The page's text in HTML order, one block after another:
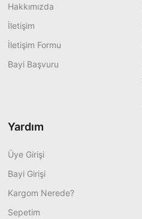
Hakkımızda
İletişim
İletişim Formu
Bayi Başvuru
Yardım
Üye Girişi
Bayi Girişi
Kargom Nerede?
Sepetim